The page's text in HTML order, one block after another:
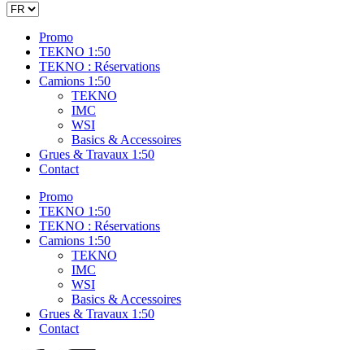
Promo
TEKNO 1:50
TEKNO : Réservations
Camions 1:50
TEKNO
IMC
WSI
Basics & Accessoires
Grues & Travaux 1:50
Contact
Promo
TEKNO 1:50
TEKNO : Réservations
Camions 1:50
TEKNO
IMC
WSI
Basics & Accessoires
Grues & Travaux 1:50
Contact